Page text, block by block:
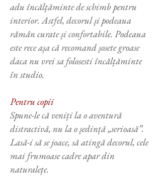
adu încălțăminte de schimb pentru
interior. Astfel, decorul și podeaua
rămân curate și confortabile. Podeaua
este rece așa că recomand șosete groase
daca nu vrei sa folosesti încălțăminte
în studio.
Pentru copii
Spune-le că veniți la o aventură
distractivă, nu la o ședință „serioasă”.
Lasă-i să se joace, să atingă decorul, cele
mai frumoase cadre apar din
naturalețe.